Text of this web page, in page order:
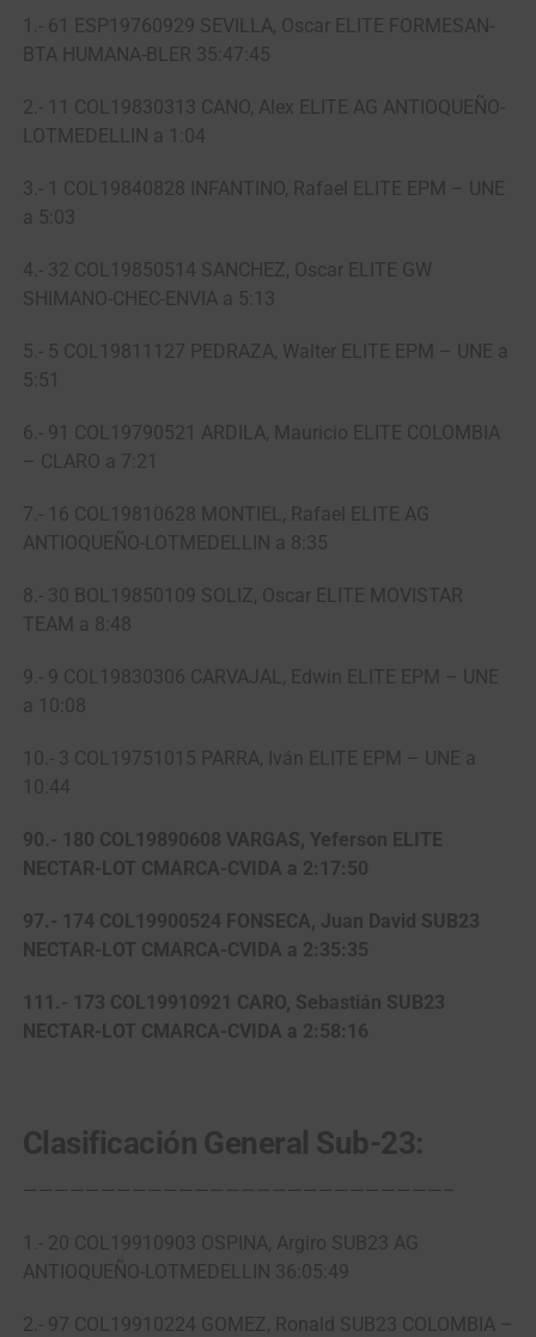
1.- 61 ESP19760929 SEVILLA, Oscar ELITE FORMESAN-
BTA HUMANA-BLER 35:47:45
2.- 11 COL19830313 CANO, Alex ELITE AG ANTIOQUEÑO-
LOTMEDELLIN a 1:04
3.- 1 COL19840828 INFANTINO, Rafael ELITE EPM – UNE
a 5:03
4.- 32 COL19850514 SANCHEZ, Oscar ELITE GW
SHIMANO-CHEC-ENVIA a 5:13
5.- 5 COL19811127 PEDRAZA, Walter ELITE EPM – UNE a
5:51
6.- 91 COL19790521 ARDILA, Mauricio ELITE COLOMBIA
– CLARO a 7:21
7.- 16 COL19810628 MONTIEL, Rafael ELITE AG
ANTIOQUEÑO-LOTMEDELLIN a 8:35
8.- 30 BOL19850109 SOLIZ, Oscar ELITE MOVISTAR
TEAM a 8:48
9.- 9 COL19830306 CARVAJAL, Edwin ELITE EPM – UNE
a 10:08
10.- 3 COL19751015 PARRA, Iván ELITE EPM – UNE a
10:44
90.- 180 COL19890608 VARGAS, Yeferson ELITE
NECTAR-LOT CMARCA-CVIDA a 2:17:50
97.- 174 COL19900524 FONSECA, Juan David SUB23
NECTAR-LOT CMARCA-CVIDA a 2:35:35
111.- 173 COL19910921 CARO, Sebastián SUB23
NECTAR-LOT CMARCA-CVIDA a 2:58:16
Clasificación General Sub-23:
———————————————————————————–
1.- 20 COL19910903 OSPINA, Argiro SUB23 AG
ANTIOQUEÑO-LOTMEDELLIN 36:05:49
2.- 97 COL19910224 GOMEZ, Ronald SUB23 COLOMBIA –